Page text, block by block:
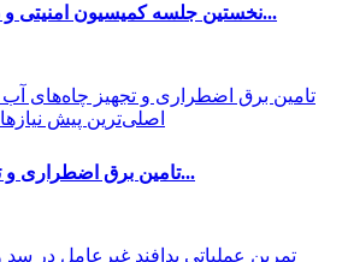
نخستین جلسه کمیسیون امنیتی و دفاعی کارگروه سلامت...
تامین برق اضطراری و تجهیز چاه‌های آب استان...